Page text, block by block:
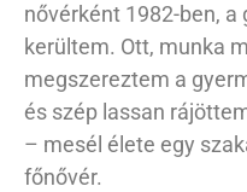
nővérként 1982-ben,
kerültem. Ott, munka
megszereztem a
és szép lassan
– mesél élete egy
főnővér.